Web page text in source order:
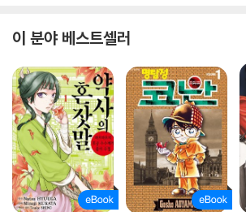
이 분야 베스트셀러